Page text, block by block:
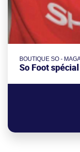
BOUTIQUE SO -
So Foot